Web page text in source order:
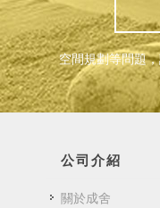
空間規劃等問題
公司介紹
關於成舍